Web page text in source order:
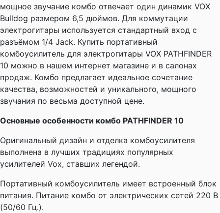
мощное звучание комбо отвечает один динамик VOX
Bulldog размером 6,5 дюймов. Для коммутации
электрогитары используется стандартный вход с
разъёмом 1/4 Jack. Купить портативный
комбоусилитель для электрогитары VOX PATHFINDER
10 можно в нашем интернет магазине и в салонах
продаж. Комбо предлагает идеальное сочетание
качества, возможностей и уникального, мощного
звучания по весьма доступной цене.
Основные особенности комбо PATHFINDER 10
Оригинальный дизайн и отделка комбоусилителя
выполнена в лучших традициях популярных
усилителей Vox, ставших легендой.
Портативный комбоусилитель имеет встроенный блок
питания. Питание комбо от электрических сетей 220 В
(50/60 Гц.).